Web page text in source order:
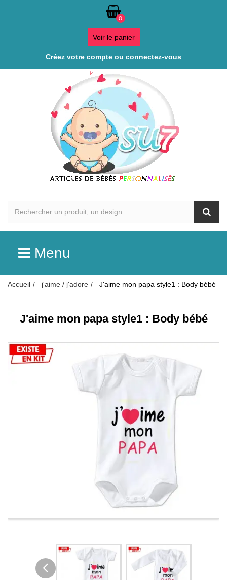
0
Voir le panier
Créez votre compte ou connectez-vous
Menu
Accueil j'aime / j'adore J'aime mon papa style1 : Body bébé
J'aime mon papa style1 : Body bébé